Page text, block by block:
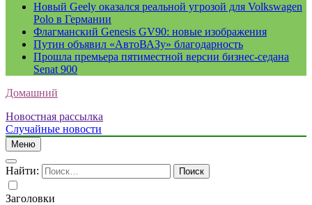
Новый Geely оказался реальной угрозой для Volkswagen
Polo в Германии
Флагманский Genesis GV90: новые изображения
Путин объявил «АвтоВАЗу» благодарность
Прошла премьера пятиместной версии бизнес-седана
Senat 900
Домашний
Новостная рассылка
Случайные новости
Меню
Найти:
Заголовки